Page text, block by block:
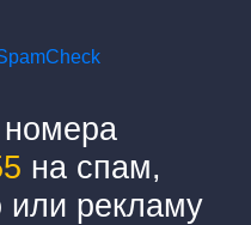
на спам,
или рекламу